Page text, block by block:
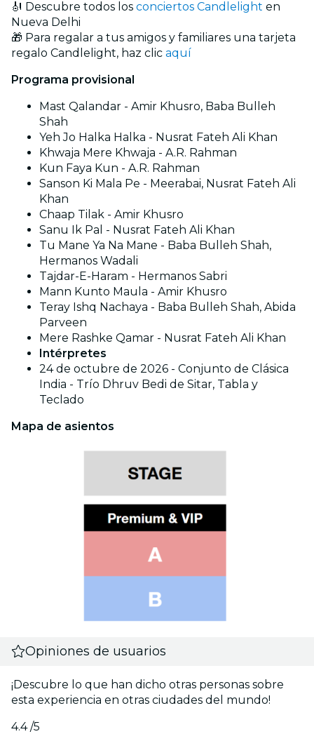
🎻 Descubre todos los conciertos Candlelight en
Nueva Delhi
🎁 Para regalar a tus amigos y familiares una tarjeta
regalo Candlelight, haz clic aquí
Programa provisional
Mast Qalandar - Amir Khusro, Baba Bulleh
Shah
Yeh Jo Halka Halka - Nusrat Fateh Ali Khan
Khwaja Mere Khwaja - A.R. Rahman
Kun Faya Kun - A.R. Rahman
Sanson Ki Mala Pe - Meerabai, Nusrat Fateh Ali
Khan
Chaap Tilak - Amir Khusro
Sanu Ik Pal - Nusrat Fateh Ali Khan
Tu Mane Ya Na Mane - Baba Bulleh Shah,
Hermanos Wadali
Tajdar-E-Haram - Hermanos Sabri
Mann Kunto Maula - Amir Khusro
Teray Ishq Nachaya - Baba Bulleh Shah, Abida
Parveen
Mere Rashke Qamar - Nusrat Fateh Ali Khan
Intérpretes
24 de octubre de 2026 - Conjunto de Clásica
India - Trío Dhruv Bedi de Sitar, Tabla y
Teclado
Mapa de asientos
Opiniones de usuarios
¡Descubre lo que han dicho otras personas sobre
esta experiencia en otras ciudades del mundo!
4.4/5